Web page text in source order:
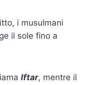
i musulmani
il sole fino a
Iftar, mentre il